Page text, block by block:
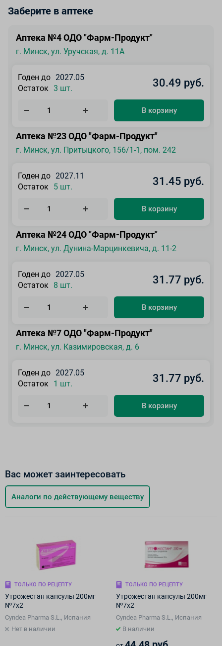
Заберите в аптеке
Аптека №4 ОДО "Фарм-Продукт"
г. Минск, ул. Уручская, д. 11А
Годен до 2027.05
Остаток 3 шт. 30.49 руб.
В корзину
Аптека №23 ОДО "Фарм-Продукт"
г. Минск, ул. Притыцкого, 156/1-1, пом. 242
Годен до 2027.11
Остаток
5 шт. 31.45 руб.
В корзину
Аптека №24 ОДО "Фарм-Продукт"
г. Минск, ул. Дунина-Марцинкевича, д. 11-2
Годен до 2027.05
Остаток
8 шт. 31.77 руб.
В корзину
Аптека №7 ОДО "Фарм-Продукт"
г. Минск, ул. Казимировская, д. 6
Годен до 2027.05
Остаток
1 шт. 31.77 руб.
В корзину
Вас может заинтересовать
Аналоги по действующему веществу
ТОЛЬКО ПО РЕЦЕПТУ
Утрожестан капсулы 200мг
№7х2
Cyndea Pharma S.L., Испания
Нет в наличии
ТОЛЬКО ПО РЕЦЕПТУ
Утрожестан капсулы 200мг
№7х2
Cyndea Pharma S.L., Испания
В наличии